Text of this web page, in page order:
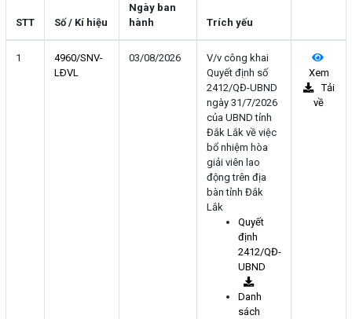
STT Số / Kí hiệu
Ngày ban
hành
Trích yếu
1
4960/SNV-
LÐVL
03/08/2026
V/v công khai
Quyết định số
2412/QĐ-UBND
ngày 31/7/2026
của UBND tỉnh
Đắk Lắk về việc
bổ nhiệm hòa
giải viên lao
động trên địa
bàn tỉnh Đắk
Lắk
Quyết
định
2412/QĐ-
UBND
Danh
sách
Xem
Tải
về